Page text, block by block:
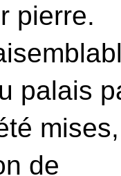
pierre.
palais
de